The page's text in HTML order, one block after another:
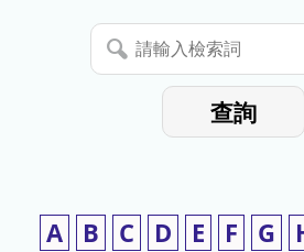
暫
停
請
輸
查詢
A B C D E F G